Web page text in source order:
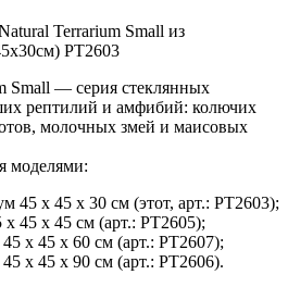
Terrarium Small из
PT2603
Small — серия стеклянных
рептилий и амфибий: колючих
молочных змей и маисовых
моделями:
45 x 45 x 30 см (этот, арт.: PT2603);
45 x 45 см (арт.: PT2605);
x 45 x 60 см (арт.: PT2607);
x 45 x 90 см (арт.: PT2606).